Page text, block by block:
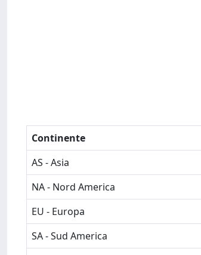
Continente
AS - Asia
NA - Nord America
EU - Europa
SA - Sud America